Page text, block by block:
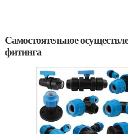
Самостоятельное
фитинга